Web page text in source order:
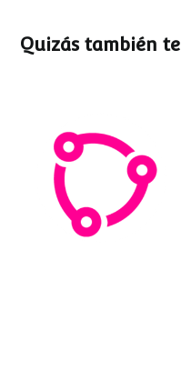
Quizás también
Esemtia